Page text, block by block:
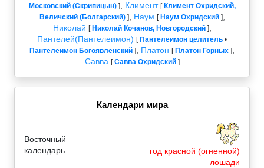
Московский (Скрипицын)], Климент [ Климент Охридский,
Величский (Болгарский)], Наум [ Наум Охридский],
Николай [ Николай Кочанов, Новгородский],
Пантелей(Пантелеимон) [ Пантелеимон целитель •
Пантелеимон Богоявленский ] Платон [ Платон Горных ]
Савва [Савва Охридский]
Календари мира
Восточный
календарь
год красной (огненной)
лошади